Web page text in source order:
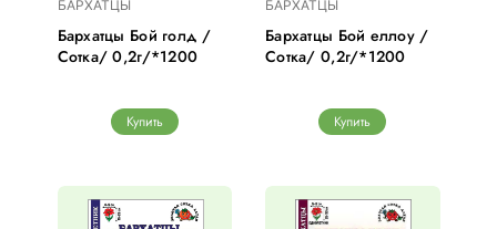
БАРХАТЦЫ
Бархатцы Бой голд /
Сотка/ 0,2г/*1200
Купить
БАРХАТЦЫ
Бархатцы Бой еллоу /
Сотка/ 0,2г/*1200
Купить